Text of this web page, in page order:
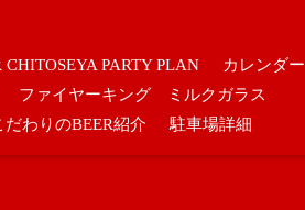
PARTY PLAN
カレンダー
ファイヤーキング ミルクガラス
だわりのBEER紹介 駐車場詳細